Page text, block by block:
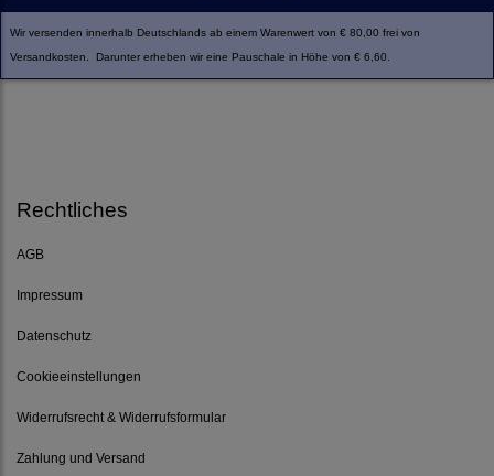
Wir versenden innerhalb Deutschlands ab einem Warenwert von € 80,00 frei von
Versandkosten. Darunter erheben wir eine Pauschale in Höhe von € 6,60.
Rechtliches
AGB
Impressum
Datenschutz
Cookieeinstellungen
Widerrufsrecht & Widerrufsformular
Zahlung und Versand